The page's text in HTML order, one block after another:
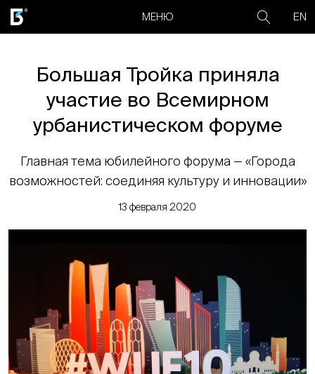
МЕНЮ EN
Большая Тройка приняла
участие во Всемирном
урбанистическом форуме
Главная тема юбилейного форума — «Города
возможностей: соединяя культуру и инновации»
13 февраля 2020